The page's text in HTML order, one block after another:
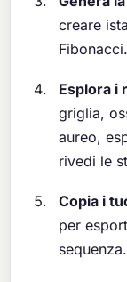
creare
Fibonacci.
Esplora i
griglia,
aureo,
rivedi le
Copia i
per
sequenza.